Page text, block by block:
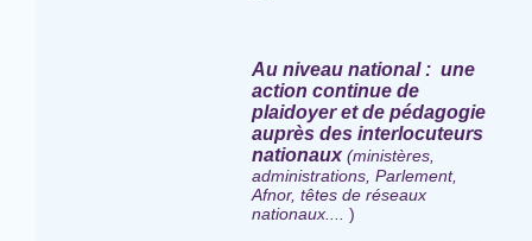
Au niveau national : une
action continue de
plaidoyer et de pédagogie
auprès des interlocuteurs
nationaux(ministères,
administrations, Parlement,
Afnor, têtes de réseaux
nationaux....
)